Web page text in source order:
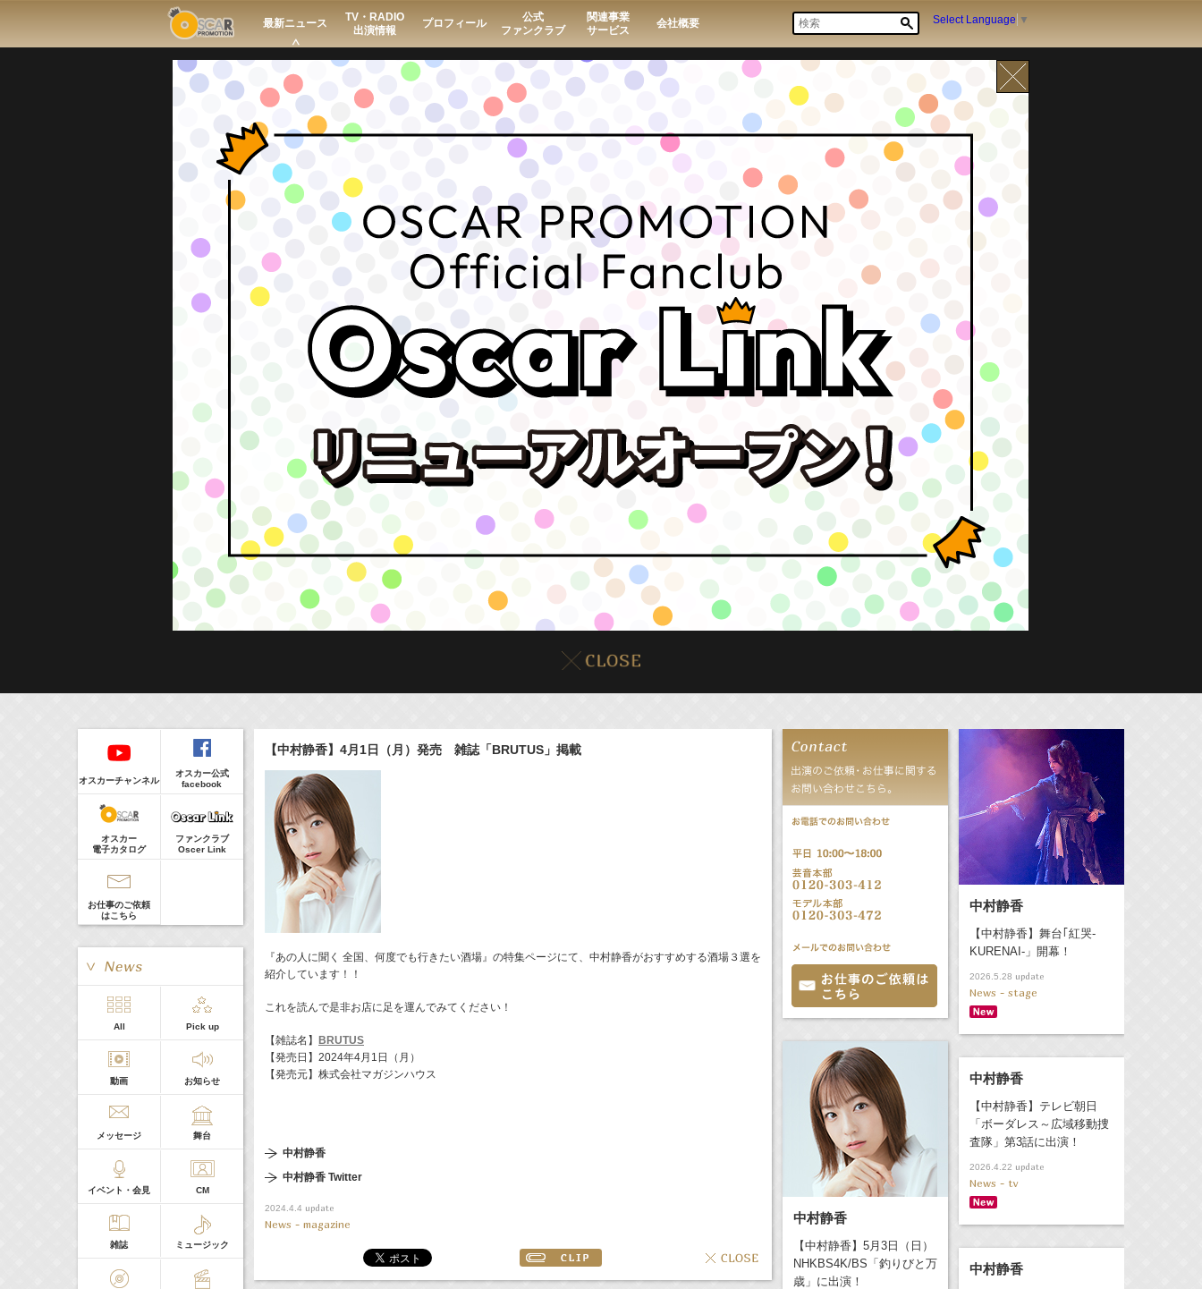
最新ニュース
TV・RADIO
出演情報
プロフィール
公式
ファンクラブ
関連事業
サービス
会社概要 Select Language ▼
8/8(Sat)
イベント
販売情報
17:55-18:00(Radio
ラジオドラマ「一建設presents おうちのはなし」
一泊家族
河北麻友子
宮﨑香蓮
藤田ニコルのニコニチ
> More
【中村静香】4月1日（月）発売 雑誌「BRUTUS」掲載
『あの人に聞く 全国、何度でも行きたい酒場』の特集ページにて、中村静香がおすすめする酒場３選を
紹介しています！！
これを読んで是非お店に足を運んでみてください！
【雑誌名】
BRUTUS
【発売日】2024年4月1日（月）
【発売元】株式会社マガジンハウス
中村静香
中村静香 Twitter
2024.4.4 update
News - magazine
中村静香
【中村静香】舞台｢紅哭-
KURENAI-」開幕！
2026.5.28 update
News - stage
中村静香
【中村静香】5月3日（日）
NHKBS4K/BS「釣りびと万
歳」に出演！
中村静香
【中村静香】テレビ朝日
「ボーダレス～広域移動捜
査隊」第3話に出演！
2026.4.22 update
News - tv
中村静香
オスカーチャンネル
オスカー公式
facebook
オスカー
電子カタログ
ファンクラブ
Oscer Link
お仕事のご依頼
はこちら
All Pick up
動画 お知らせ
メッセージ 舞台
イベント・会見 CM
雑誌 ミュージック
Regular
Guest
本日の出演
CLIP